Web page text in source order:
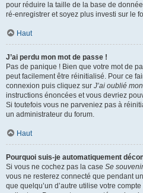
pour réduire la taille de la base de
ré-enregistrer et soyez plus investi sur le
Haut
J’ai perdu mon mot de passe !
Pas de panique ! Bien que votre mot de
peut facilement être réinitialisé. Pour ce
connexion puis cliquez sur J’ai oublié
instructions énoncées et vous devriez
Si toutefois vous ne parveniez pas à
un administrateur du forum.
Haut
Pourquoi suis-je automatiquement
Si vous ne cochez pas la case Se
vous ne resterez connecté que pendant
que quelqu’un d’autre utilise votre